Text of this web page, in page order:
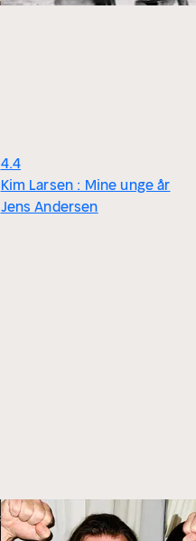
4.4
Kim Larsen : Mine unge år
Jens Andersen